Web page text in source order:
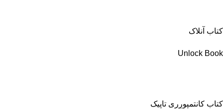
کتاب آنلاک
Unlock Book
کتاب کانتمپورِری تاپیک